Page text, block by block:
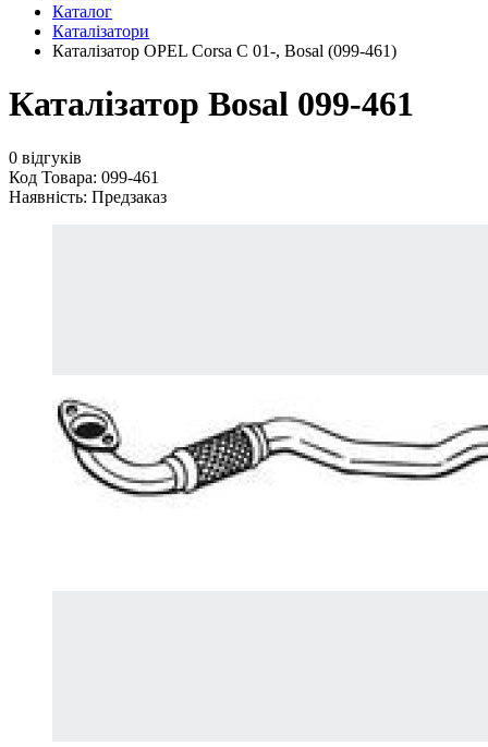
Каталог
Каталізатори
Каталізатор OPEL Corsa C 01-, Bosal (099-461)
Каталізатор Bosal 099-461
0 відгуків
Код Товара: 099-461
Наявність: Предзаказ